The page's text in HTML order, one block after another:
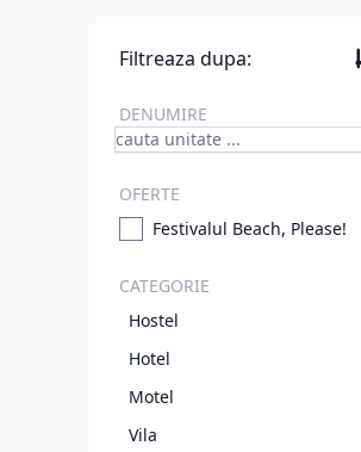
Filtreaza dupa:
DENUMIRE
OFERTE
Festivalul Beach, Please!
CATEGORIE
Hostel
Hotel
Motel
Vila